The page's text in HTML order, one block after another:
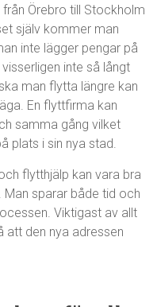
Örebro till Stockholm
själv kommer man
inte lägger pengar på
inte så långt
man flytta längre kan
En flyttfirma kan
samma gång vilket
plats i sin nya stad.
flytthjälp kan vara bra
Man sparar både tid och
Viktigast av allt
att den nya adressen